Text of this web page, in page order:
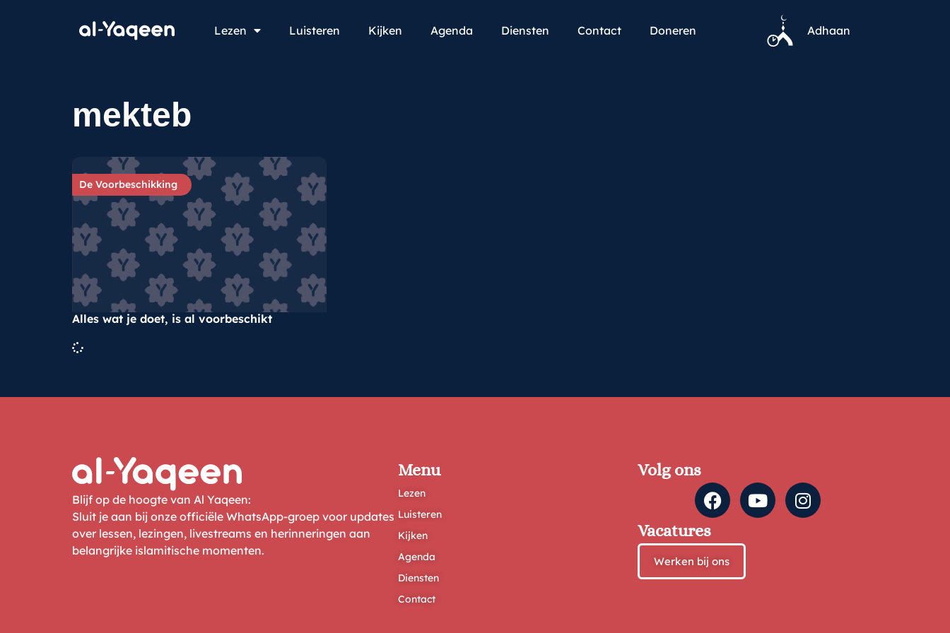
Lezen Luisteren Kijken Agenda Diensten Contact Doneren Adhaan
mekteb
De Voorbeschikking
Alles wat je doet, is al voorbeschikt
Blijf op de hoogte van Al Yaqeen:
Sluit je aan bij onze officiële WhatsApp-groep voor updates
over lessen, lezingen, livestreams en herinneringen aan
belangrijke islamitische momenten.
Menu
Lezen
Luisteren
Kijken
Agenda
Diensten
Contact
Volg ons
Vacatures
Werken bij ons